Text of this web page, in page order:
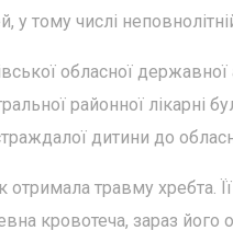
у тому числі
обласної
районної лікарні
дитини до
травму хребта.
кровотеча, зараз